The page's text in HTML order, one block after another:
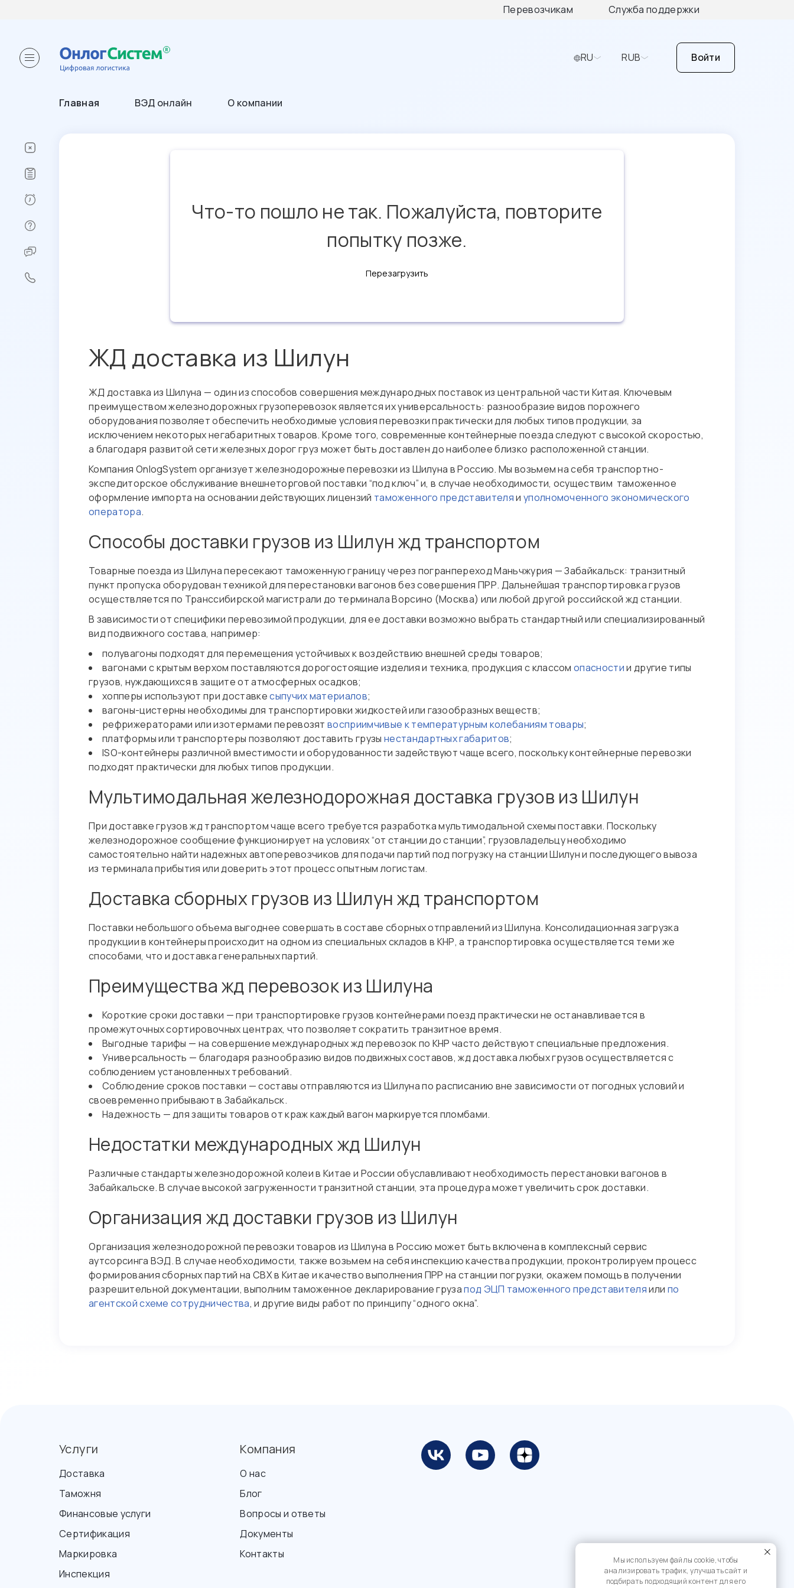
Перевозчикам Служба поддержки
RU RUB Войти
Главная ВЭД онлайн О компании
Что-то пошло не так. Пожалуйста, повторите
попытку позже.
Перезагрузить
ЖД доставка из Шилун
ЖД доставка из Шилуна — один из способов совершения международных поставок из центральной части Китая. Ключевым
преимуществом железнодорожных грузоперевозок является их универсальность: разнообразие видов порожнего
оборудования позволяет обеспечить необходимые условия перевозки практически для любых типов продукции, за
исключением некоторых негабаритных товаров. Кроме того, современные контейнерные поезда следуют с высокой скоростью,
а благодаря развитой сети железных дорог груз может быть доставлен до наиболее близко расположенной станции.
Компания OnlogSystem организует железнодорожные перевозки из Шилуна в Россию. Мы возьмем на себя транспортно-
экспедиторское обслуживание внешнеторговой поставки “под ключ” и, в случае необходимости, осуществим таможенное
оформление импорта на основании действующих лицензий таможенного представителяи уполномоченного экономического
оператора.
Способы доставки грузов из Шилун жд транспортом
Товарные поезда из Шилуна пересекают таможенную границу через погранпереход Маньчжурия — Забайкальск: транзитный
пункт пропуска оборудован техникой для перестановки вагонов без совершения ПРР. Дальнейшая транспортировка грузов
осуществляется по Транссибирской магистрали до терминала Ворсино (Москва) или любой другой российской жд станции.
В зависимости от специфики перевозимой продукции, для ее доставки возможно выбрать стандартный или специализированный
вид подвижного состава, например:
полувагоны подходят для перемещения устойчивых к воздействию внешней среды товаров;
вагонами с крытым верхом поставляются дорогостоящие изделия и техника, продукция с классомопасностии другие типы
грузов, нуждающихся в защите от атмосферных осадков;
хопперы используют при доставкесыпучих материалов;
вагоны-цистерны необходимы для транспортировки жидкостей или газообразных веществ;
рефрижераторами или изотермами перевозятвосприимчивые к температурным колебаниям товары;
платформы или транспортеры позволяют доставить грузы нестандартных габаритов;
ISO-контейнеры различной вместимости и оборудованности задействуют чаще всего, поскольку контейнерные перевозки
подходят практически для любых типов продукции.
Мультимодальная железнодорожная доставка грузов из Шилун
При доставке грузов жд транспортом чаще всего требуется разработка мультимодальной схемы поставки. Поскольку
железнодорожное сообщение функционирует на условиях “от станции до станции”, грузовладельцу необходимо
самостоятельно найти надежных автоперевозчиков для подачи партий под погрузку на станции Шилун и последующего вывоза
из терминала прибытия или доверить этот процесс опытным логистам.
Доставка сборных грузов из Шилун жд транспортом
Поставки небольшого объема выгоднее совершать в составе сборных отправлений из Шилуна. Консолидационная загрузка
продукции в контейнеры происходит на одном из специальных складов в КНР, а транспортировка осуществляется теми же
способами, что и доставка генеральных партий.
Преимущества жд перевозок из Шилуна
Короткие сроки доставки — при транспортировке грузов контейнерами поезд практически не останавливается в
промежуточных сортировочных центрах, что позволяет сократить транзитное время.
Выгодные тарифы — на совершение международных жд перевозок по КНР часто действуют специальные предложения.
Универсальность — благодаря разнообразию видов подвижных составов, жд доставка любых грузов осуществляется с
соблюдением установленных требований.
Соблюдение сроков поставки — составы отправляются из Шилуна по расписанию вне зависимости от погодных условий и
своевременно прибывают в Забайкальск.
Надежность — для защиты товаров от краж каждый вагон маркируется пломбами.
Недостатки международных жд Шилун
Различные стандарты железнодорожной колеи в Китае и России обуславливают необходимость перестановки вагонов в
Забайкальске. В случае высокой загруженности транзитной станции, эта процедура может увеличить срок доставки.
Организация жд доставки грузов из Шилун
Организация железнодорожной перевозки товаров из Шилуна в Россию может быть включена в комплексный сервис
аутсорсинга ВЭД. В случае необходимости, также возьмем на себя инспекцию качества продукции, проконтролируем процесс
формирования сборных партий на СВХ в Китае и качество выполнения ПРР на станции погрузки, окажем помощь в получении
разрешительной документации, выполним таможенное декларирование грузапод ЭЦП таможенного представителяили по
агентской схеме сотрудничества, и другие виды работ по принципу “одного окна”.
Услуги
Доставка
Таможня
Финансовые услуги
Сертификация
Маркировка
Инспекция
Компания
О нас
Блог
Вопросы и ответы
Документы
Контакты
Мы используем файлы cookie, чтобы
анализировать трафик, улучшать сайт и
подбирать подходящий контент для его